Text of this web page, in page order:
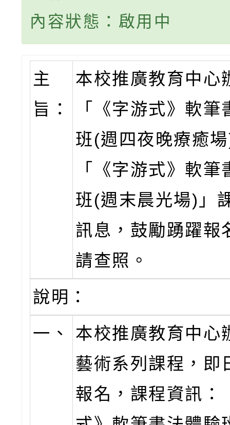
內容狀態：啟用中
主
旨：
本校推廣教育中心
「《字游式》軟筆
班(週四夜晚療癒
「《字游式》軟筆
班(週末晨光場)」
訊息，鼓勵踴躍報
請查照。
說明：
一、
本校推廣教育中心
藝術系列課程，即
報名，課程資訊：